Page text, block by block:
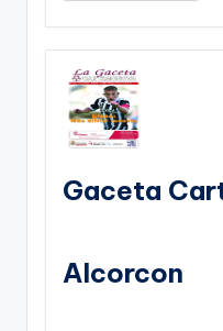
Gaceta
Alcorcon